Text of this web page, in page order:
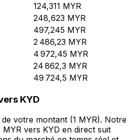
124,311 MYR
248,623 MYR
497,245 MYR
2 486,23 MYR
4 972,45 MYR
24 862,3 MYR
49 724,5 MYR
KYD
votre montant (1 MYR). Notre
vers KYD en direct suit